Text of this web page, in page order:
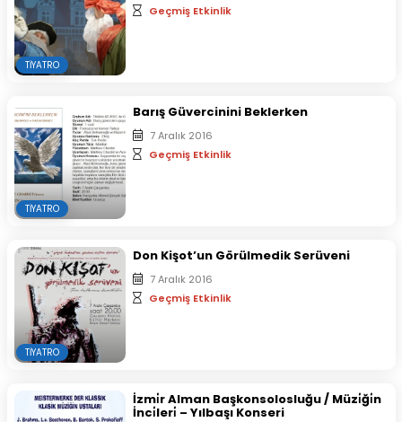
TIYATRO
Geçmiş Etkinlik
TIYATRO
Barış Güvercinini Beklerken
7 Aralık 2016
Geçmiş Etkinlik
TIYATRO
Don Kişot’un Görülmedik Serüveni
7 Aralık 2016
Geçmiş Etkinlik
İzmi̇r Alman Başkonsolosluğu / Müzi̇ği̇n
İnci̇leri̇ – Yılbaşı Konseri